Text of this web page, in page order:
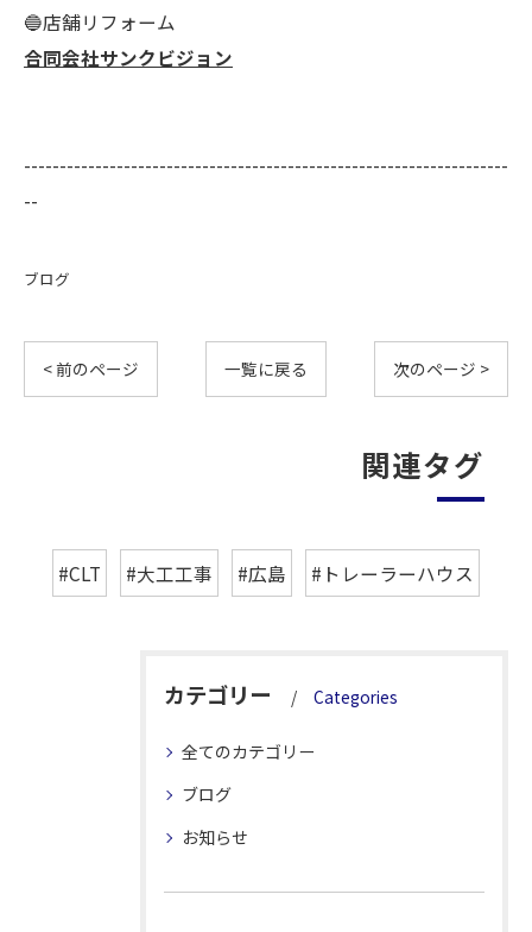
🔵店舗リフォーム
合同会社サンクビジョン
--------------------------------------------------------------------
--
ブログ
< 前のページ 一覧に戻る 次のページ >
関連タグ
#CLT #大工工事 #広島 #トレーラーハウス
カテゴリー Categories
全てのカテゴリー
ブログ
お知らせ